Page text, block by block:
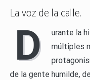
La voz de la calle.
D
urante la
múltiples
de la gente humilde,